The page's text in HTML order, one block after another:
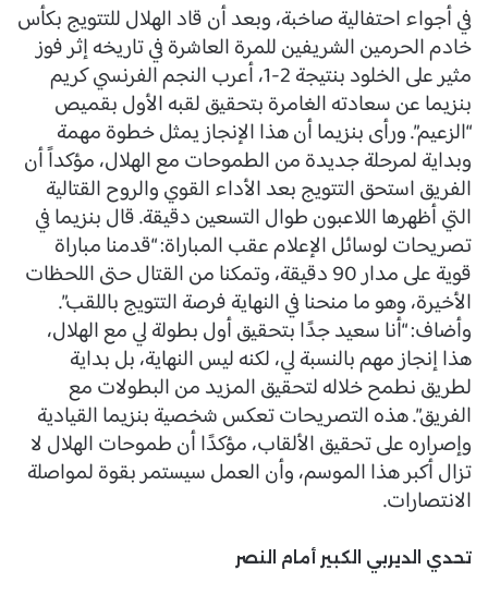
في أجواء احتفالية صاخبة، وبعد أن قاد الهلال للتتويج بكأس
خادم الحرمين الشريفين للمرة العاشرة في تاريخه إثر فوز
مثير على الخلود بنتيجة 2-1، أعرب النجم الفرنسي كريم
بنزيما عن سعادته الغامرة بتحقيق لقبه الأول بقميص
“الزعيم”. ورأى بنزيما أن هذا الإنجاز يمثل خطوة مهمة
وبداية لمرحلة جديدة من الطموحات مع الهلال، مؤكداً أن
الفريق استحق التتويج بعد الأداء القوي والروح القتالية
التي أظهرها اللاعبون طوال التسعين دقيقة. قال بنزيما في
تصريحات لوسائل الإعلام عقب المباراة: “قدمنا مباراة
قوية على مدار 90 دقيقة، وتمكنا من القتال حتى اللحظات
الأخيرة، وهو ما منحنا في النهاية فرصة التتويج باللقب”.
وأضاف: “أنا سعيد جدًا بتحقيق أول بطولة لي مع الهلال،
هذا إنجاز مهم بالنسبة لي، لكنه ليس النهاية، بل بداية
لطريق نطمح خلاله لتحقيق المزيد من البطولات مع
الفريق”. هذه التصريحات تعكس شخصية بنزيما القيادية
وإصراره على تحقيق الألقاب، مؤكدًا أن طموحات الهلال لا
تزال أكبر هذا الموسم، وأن العمل سيستمر بقوة لمواصلة
الانتصارات.
تحدي الديربي الكبير أمام النصر